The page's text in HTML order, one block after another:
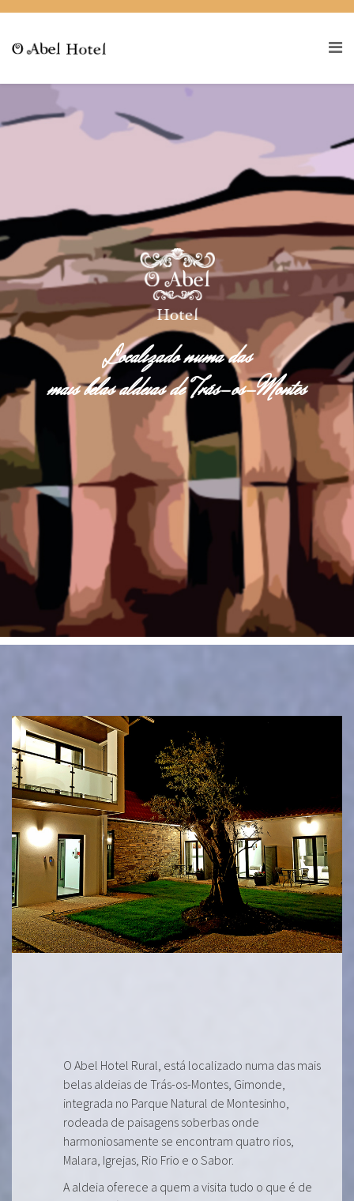
Localizado numa das
mais belas aldeias de Trás-os-Montes
O Abel Hotel Rural, está localizado numa das mais
belas aldeias de Trás-os-Montes, Gimonde,
integrada no Parque Natural de Montesinho,
rodeada de paisagens soberbas onde
harmoniosamente se encontram quatro rios,
Malara, Igrejas, Rio Frio e o Sabor.
A aldeia oferece a quem a visita tudo o que é de